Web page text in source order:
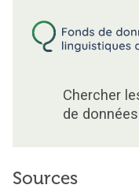
Chercher
de
Sources